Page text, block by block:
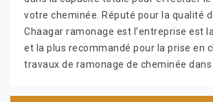
votre cheminée. Réputé pour la qualité
Chaagar ramonage est l’entreprise est
et la plus recommandé pour la prise en
travaux de ramonage de cheminée dans